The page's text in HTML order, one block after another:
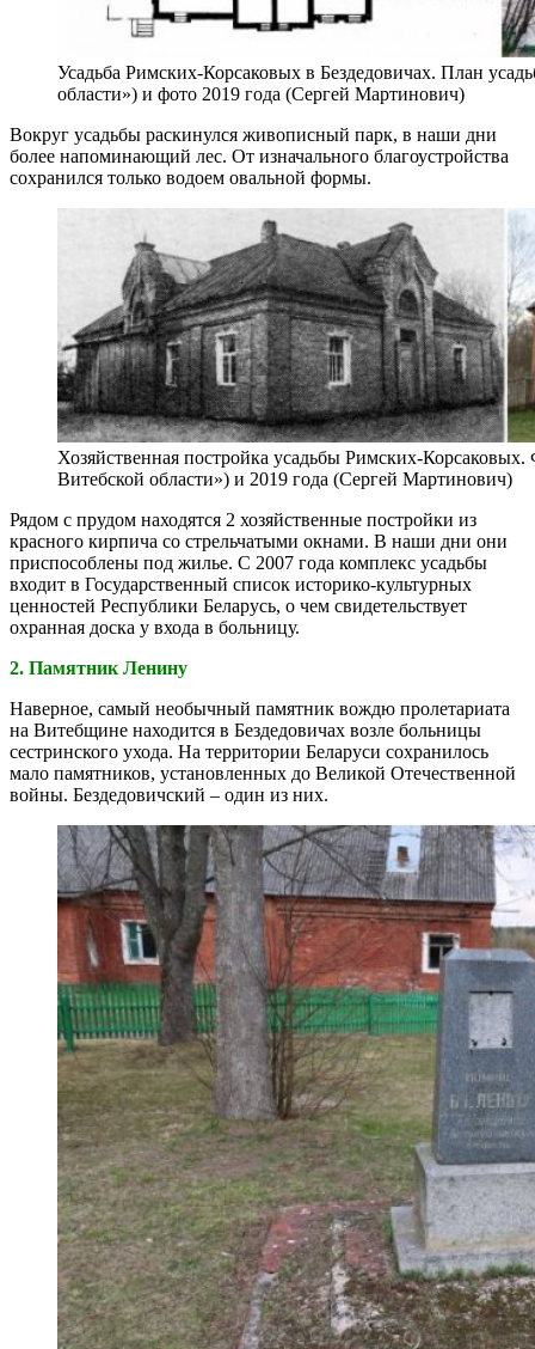
Усадьба Римских-Корсаковых в Бездедовичах. План
области») и фото 2019 года (Сергей Мартинович)
Вокруг усадьбы раскинулся живописный парк, в наши дни
более напоминающий лес. От изначального благоустройства
сохранился только водоем овальной формы.
Хозяйственная постройка усадьбы Римских-
Витебской области») и 2019 года (Сергей Мартинович)
Рядом с прудом находятся 2 хозяйственные постройки из
красного кирпича со стрельчатыми окнами. В наши дни они
приспособлены под жилье. С 2007 года комплекс усадьбы
входит в Государственный список историко-культурных
ценностей Республики Беларусь, о чем свидетельствует
охранная доска у входа в больницу.
2. Памятник Ленину
Наверное, самый необычный памятник вождю пролетариата
на Витебщине находится в Бездедовичах возле больницы
сестринского ухода. На территории Беларуси сохранилось
мало памятников, установленных до Великой Отечественной
войны. Бездедовичский – один из них.